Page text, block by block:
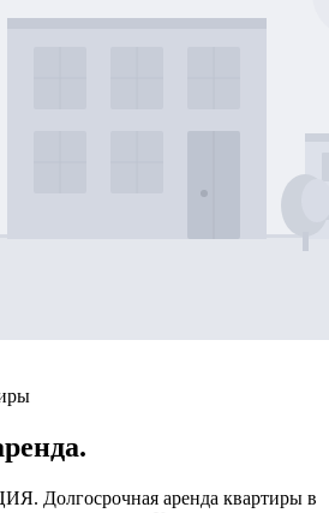
аренда квартиры в